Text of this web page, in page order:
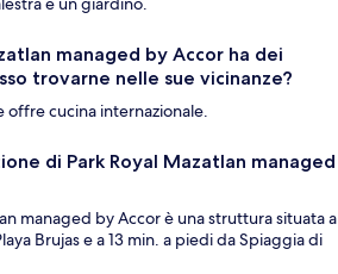
managed by Accor ha dei
trovarne nelle sue vicinanze?
offre cucina internazionale.
di Park Royal Mazatlan managed
managed by Accor è una struttura situata a
Brujas e a 13 min. a piedi da Spiaggia di